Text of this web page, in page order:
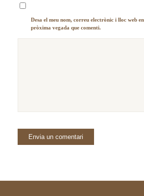
Desa el meu nom, correu electrònic i lloc web
pròxima vegada que comenti.